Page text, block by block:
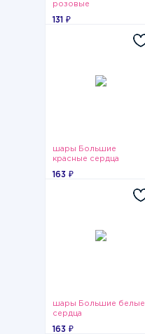
розовые
131 ₽
шары Большие
красные сердца
163 ₽
шары Большие белые
сердца
163 ₽